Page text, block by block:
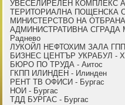
УВЕСЕЛИРЕЛЕН КОМПЛЕКС
ТЕРИТОРИАЛНА ПОЩЕНСКА
МИНИСТЕРСТВО НА
АДМИНИСТРАТИВНА
Раднево
ЛУКОЙЛ НЕФТОХИМ ЗАЛА ГПП
БИЗНЕС ЦЕНТЪР УКРАБУЛ -
БЮРО ПО ТРУДА - Аитос
ГКПП ИЛИНДЕН - Илинден
РЕНТ ТВ ОФИСИ - Бургас
НОИ - Бургас
ТДД БУРГАС - Бургас